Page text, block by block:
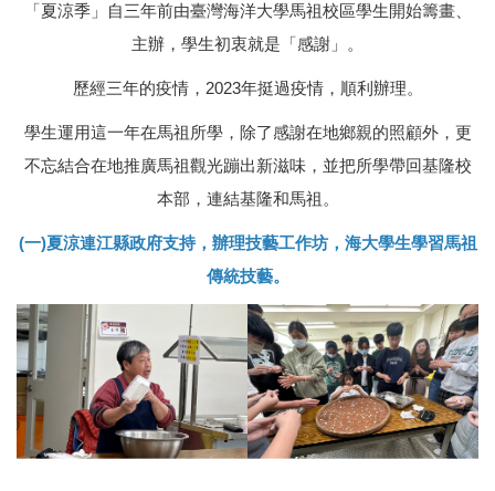
「夏涼季」自三年前由臺灣海洋大學馬祖校區學生開始籌畫、
主辦，學生初衷就是「感謝」。
歷經三年的疫情，2023年挺過疫情，順利辦理。
學生運用這一年在馬祖所學，除了感謝在地鄉親的照顧外，更
不忘結合在地推廣馬祖觀光蹦出新滋味，並把所學帶回基隆校
本部，連結基隆和馬祖。
(一)夏涼連江縣政府支持，辦理技藝工作坊，海大學生學習馬祖
傳統技藝。